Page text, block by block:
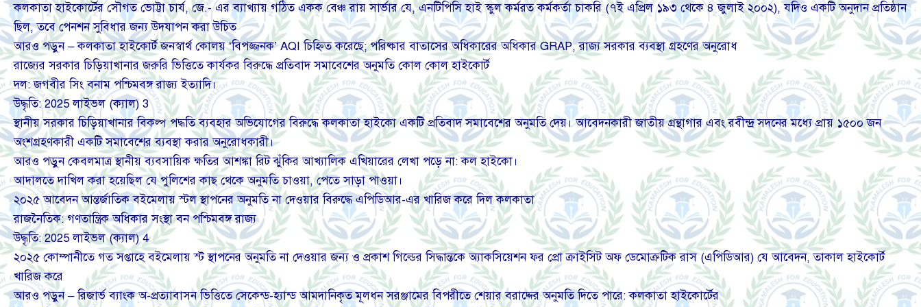
কলকাতা হাইকোর্টের সৌগত ভোট্টা চার্য, জে.- এর ব্যাখ্যায় গঠিত একক বেঞ্চ রায় সার্ভার যে, এনটিপিসি হাই স্কুল কর্মরত কর্মকর্তা চাকরি (৭ই এপ্রিল ১৯৩ থেকে ৪ জুলাই ২০০২), যদিও একটি অনুদান প্রতিষ্ঠান
ছিল, তবে পেনশন সুবিধার জন্য উদযাপন করা উচিত
আরও পড়ুন – কলকাতা হাইকোর্ট জনস্বার্থ কোলয় ‘বিপজ্জনক’ AQI চিহ্নিত করেছে; পরিষ্কার বাতাসের অধিকারের অধিকার GRAP, রাজ্য সরকার ব্যবস্থা গ্রহণের অনুরোধ
রাজ্যের সরকার চিড়িয়াখানার জরুরি ভিত্তিতে কার্যকর বিরুদ্ধে প্রতিবাদ সমাবেশের অনুমতি কোল কোল হাইকোর্ট
দল: জগবীর সিং বনাম পশ্চিমবঙ্গ রাজ্য ইত্যাদি।
উদ্ধৃতি: 2025 লাইভল (ক্যাল) 3
স্থানীয় সরকার চিড়িয়াখানার বিকল্প পদ্ধতি ব্যবহার অভিযোগের বিরুদ্ধে কলকাতা হাইকো একটি প্রতিবাদ সমাবেশের অনুমতি দেয়। আবেদনকারী জাতীয় গ্রন্থাগার এবং রবীন্দ্র সদনের মধ্যে প্রায় ১৫০০ জন
অংশগ্রহণকারী একটি সমাবেশের ব্যবস্থা করার অনুরোধকারী।
আরও পড়ুন কেবলমাত্র স্থানীয় ব্যবসায়িক ক্ষতির আশঙ্কা রিট ঝুঁকির আখ্যালিক এখিয়ারের লেখা পড়ে না: কল হাইকো।
আদালতে দাখিল করা হয়েছিল যে পুলিশের কাছ থেকে অনুমতি চাওয়া, পেতে সাড়া পাওয়া।
২০২৫ আবেদন আন্তর্জাতিক বইমেলায় স্টল স্থাপনের অনুমতি না দেওয়ার বিরুদ্ধে এপিডিআর-এর খারিজ করে দিল কলকাতা
রাজনৈতিক: গণতান্ত্রিক অধিকার সংস্থা বন পশ্চিমবঙ্গ রাজ্য
উদ্ধৃতি: 2025 লাইভল (ক্যাল) 4
২০২৫ কোম্পানীতে গত সপ্তাহে বইমেলায় স্ট স্থাপনের অনুমতি না দেওয়ার জন্য ও প্রকাশ গিল্ডের সিদ্ধান্তকে অ্যাকসিয়েশন ফর প্রো ক্রাইসিট অফ ডেমোক্রটিক রাস (এপিডিআর) যে আবেদন, তাকাল হাইকোর্ট
খারিজ করে
আরও পড়ুন – রিজার্ভ ব্যাংক অ-প্রত্যাবাসন ভিত্তিতে সেকেন্ড-হ্যান্ড আমদানিকৃত মূলধন সরঞ্জামের বিপরীতে শেয়ার বরাদ্দের অনুমতি দিতে পারে: কলকাতা হাইকোর্টের